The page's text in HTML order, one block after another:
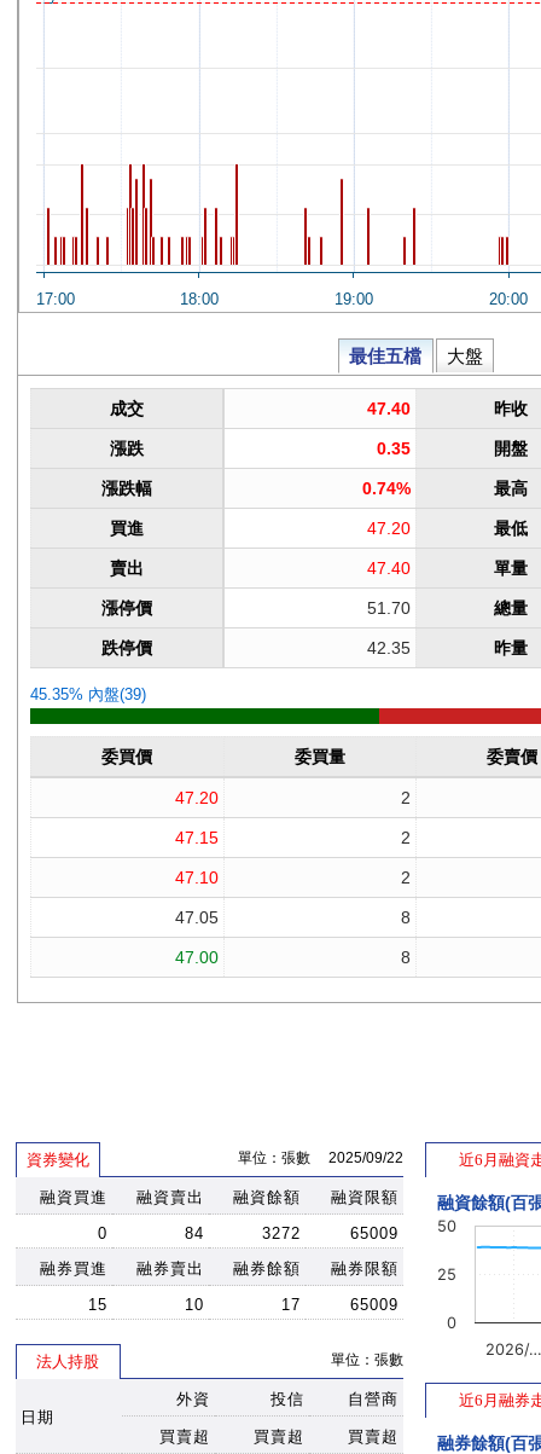
資券變化 單位：張數 2025/09/22
融資買進 融資賣出 融資餘額
融資限額
0
84 3272
65009
融券買進
融券賣出 融券餘額
融券限額
15
10 17 65009
法人持股 單位：張數
日期
外資 投信 自營商
買賣超 買賣超
買賣超
近6月融資
融資餘額(百
2026/
0
25
50
近6月融券
融券餘額(百